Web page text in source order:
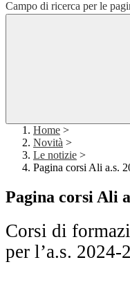
Campo di ricerca per le
Home >
Novità >
Le notizie >
Pagina corsi Ali a.s.
Pagina corsi Ali
Corsi di
per l’a.s. 2024-